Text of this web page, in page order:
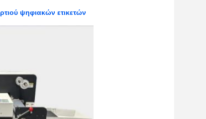
ψηφιακών ετικετών